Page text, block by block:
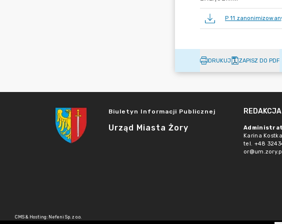
P 11
DRUKUJ ZAPISZ DO PDF
Biuletyn Informacji Publicznej
Urząd Miasta Żory
REDAKCJA
Karina Kostka
tel. +48
or@um.zory.pl
CMS & Hosting: Nefeni Sp. z o.o.